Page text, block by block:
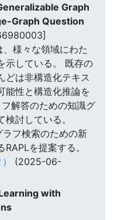
Graph
Graph Question
様々な領域にわた
示している。 既存の
どは非構造化テキス
能性と構造化推論を
解答のための知識グ
討している。
ラフ検索のための新
を提案する。
(2025-06-
with